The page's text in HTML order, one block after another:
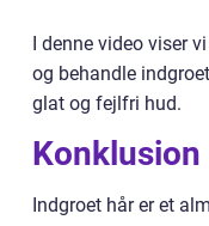
I denne video viser
og behandle
glat og fejlfri hud.
Konklusion
Indgroet hår er et